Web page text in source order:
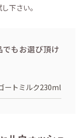
下さい。
もお選び頂け
ートミルク230ml